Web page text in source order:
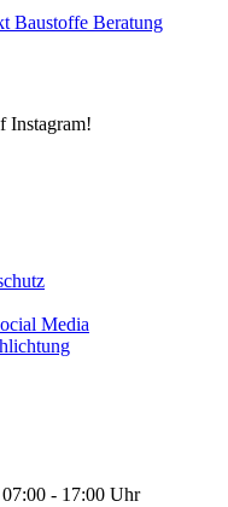
Baustoffe Beratung
Instagram!
Media
07:00 - 17:00 Uhr